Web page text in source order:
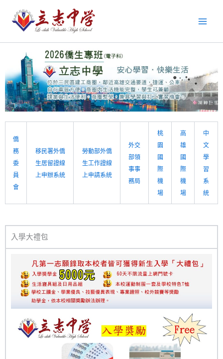
要
僑
務
委
員
會
移民署外僑
生居留證線
上申辦系統
勞動部外僑
生工作證線
上申請系統
外交
部領
事事
務局
桃
園
國
際
機
場
高
雄
國
際
機
場
中
文
學
習
系
統
入學大禮包